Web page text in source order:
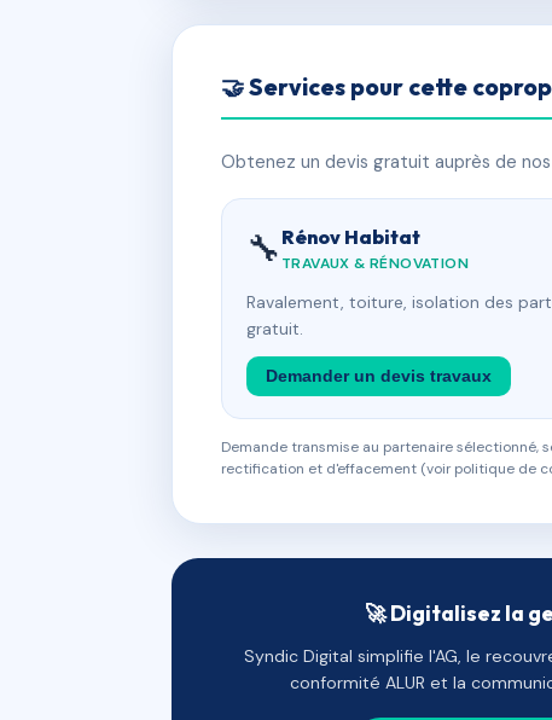
🤝 Services pour cette
Obtenez un devis gratuit auprès de
🔧 Rénov Habitat
TRAVAUX & RÉNOVATION
Ravalement, toiture, isolation des
gratuit.
Demander un devis travaux
Demande transmise au partenaire sélectionné,
rectification et d'effacement (voir politique de
🚀 Digitalisez la
Syndic Digital simplifie l'AG, le
conformité ALUR et la